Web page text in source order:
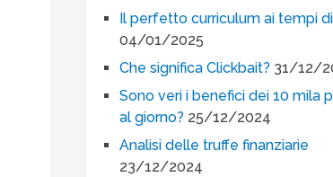
Il perfetto curriculum ai tempi
04/01/2025
Che significa Clickbait? 31/12/
Sono veri i benefici dei 10 mila
al giorno? 25/12/2024
Analisi delle truffe finanziarie
23/12/2024